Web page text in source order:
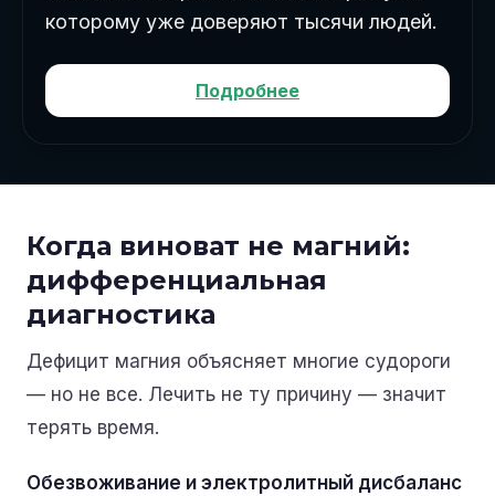
которому уже доверяют тысячи людей.
Подробнее
Когда виноват не магний:
дифференциальная
диагностика
Дефицит магния объясняет многие судороги
— но не все. Лечить не ту причину — значит
терять время.
Обезвоживание и электролитный дисбаланс